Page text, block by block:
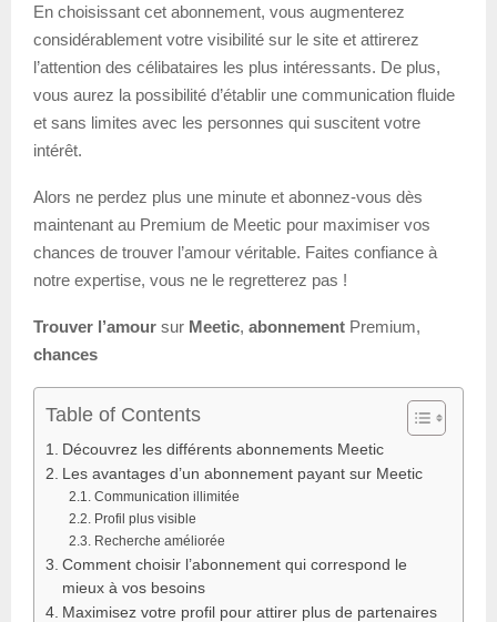
En choisissant cet abonnement, vous augmenterez
considérablement votre visibilité sur le site et attirerez
l’attention des célibataires les plus intéressants. De plus,
vous aurez la possibilité d’établir une communication fluide
et sans limites avec les personnes qui suscitent votre
intérêt.
Alors ne perdez plus une minute et abonnez-vous dès
maintenant au Premium de Meetic pour maximiser vos
chances de trouver l’amour véritable. Faites confiance à
notre expertise, vous ne le regretterez pas !
Trouver l’amour sur Meetic, abonnement Premium,
chances
Table of Contents
Découvrez les différents abonnements Meetic
Les avantages d’un abonnement payant sur Meetic
Communication illimitée
Profil plus visible
Recherche améliorée
Comment choisir l’abonnement qui correspond le
mieux à vos besoins
Maximisez votre profil pour attirer plus de partenaires